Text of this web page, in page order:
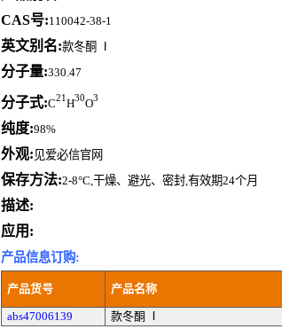
CAS号:110042-38-1
英文别名:款冬酮 Ⅰ
分子量:330.47
分子式:C21H30O3
纯度:98%
外观: 见爱必信官网
保存方法:2-8°C,干燥、避光、密封,有效期24个月
描述:
应用:
产品信息订购:
产品货号 产品名称
abs47006139
款冬酮 Ⅰ